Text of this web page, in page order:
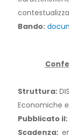
Bando:
Struttura:
Economiche
Pubblicato il:
Scadenza: